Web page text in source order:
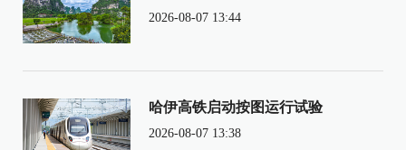
2026-08-07 13:44
哈伊高铁启动按图运行试验
2026-08-07 13:38